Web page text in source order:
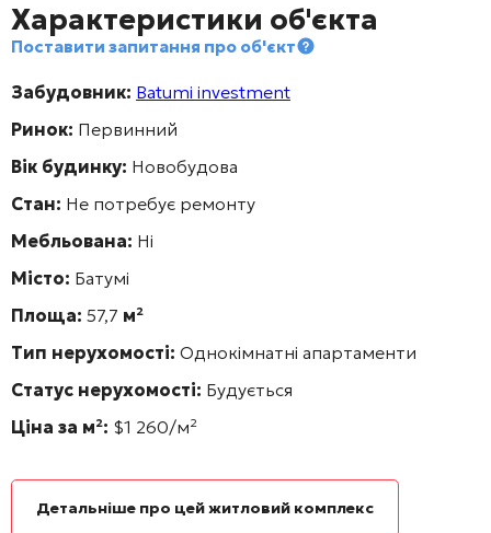
Характеристики об'єкта
Поставити запитання про об'єкт
Забудовник: Batumi investment
Ринок: Первинний
Вік будинку: Новобудова
Стан: Не потребує ремонту
Мебльована: Ні
Місто: Батумі
Площа: 57,7 м²
Тип нерухомості: Однокімнатні апартаменти
Статус нерухомості: Будується
Ціна за м²: $1 260/м²
Детальніше про цей житловий комплекс